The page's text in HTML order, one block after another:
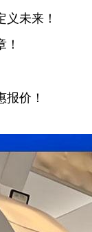
未来！
价！